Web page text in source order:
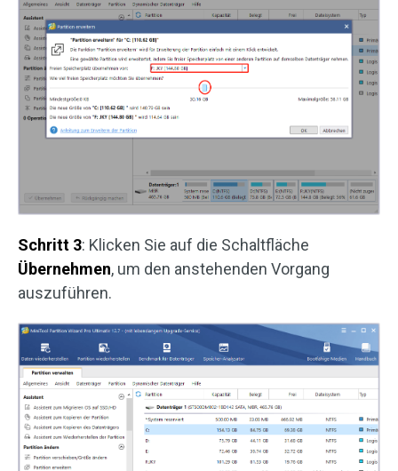
Schritt 3: Klicken Sie auf die Schaltfläche
Übernehmen, um den anstehenden Vorgang
auszuführen.